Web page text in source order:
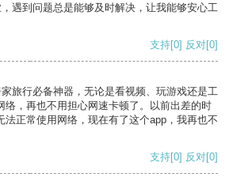
遇到问题总是能够及时解决，让我能够安心工
支持[0] 反对[0]
旅行必备神器，无论是看视频、玩游戏还是工
络，再也不用担心网速卡顿了。以前出差的时
法正常使用网络，现在有了这个app，我再也不
支持[0] 反对[0]